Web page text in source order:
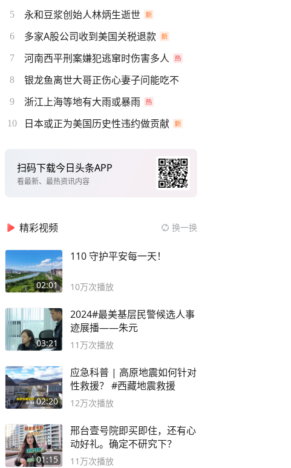
5 永和豆浆创始人林炳生逝世
6 多家A股公司收到美国关税退款
7 河南西平刑案嫌犯逃窜时伤害多人
8 银龙鱼离世大哥正伤心妻子问能吃不
9 浙江上海等地有大雨或暴雨
10 日本或正为美国历史性违约做贡献
扫码下载今日头条APP
看最新、最热资讯内容
精彩视频 换一换
02:01
110 守护平安每一天！
10万次播放
03:21
2024#最美基层民警候选人事
迹展播——朱元
11万次播放
02:20
应急科普 | 高原地震如何针对
性救援？ #西藏地震救援
12万次播放
01:15
邢台壹号院即买即住，还有心
动好礼。确定不研究下？
11万次播放